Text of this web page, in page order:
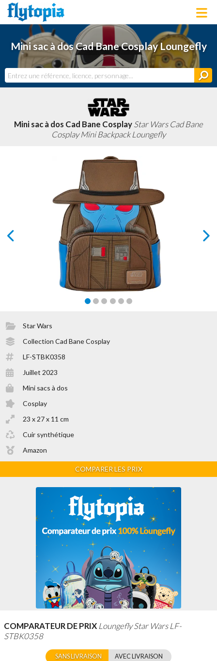
LOUNGEFLY
LICENCES
NOUVEAUTÉS
BONS PLANS
ACTUALITÉS
DERNIERS AJOUTS
Mini sac à dos Cad Bane Cosplay Loungefly
Mini sac à dos Cad Bane CosplayStar Wars Cad Bane
Cosplay Mini Backpack Loungefly
Star Wars
Collection Cad Bane Cosplay
LF-STBK0358
Juillet 2023
Mini sacs à dos
Cosplay
23 x 27 x 11 cm
Cuir synthétique
Amazon
COMPARER LES PRIX
COMPARATEUR DE PRIX Loungefly Star Wars LF-
STBK0358
SANS LIVRAISON AVEC LIVRAISON